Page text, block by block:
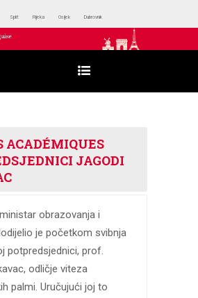
Split Rijeka Osijek Dubrovnik
ACADÉMIQUES
JAGODI
obrazovanja i
je početkom svibnja
potpredsjednici, prof.
odličje viteza
palmi. Uručujući joj to